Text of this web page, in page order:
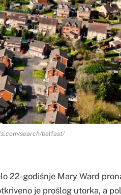
search/belfast/
22-godišnje Mary Ward
je prošlog utorka, a